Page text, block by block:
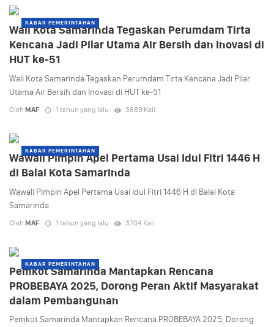
KABAR PEMERINTAHAN
Wali Kota Samarinda Tegaskan Perumdam Tirta
Kencana Jadi Pilar Utama Air Bersih dan Inovasi di
HUT ke-51
Wali Kota Samarinda Tegaskan Perumdam Tirta Kencana Jadi Pilar
Utama Air Bersih dan Inovasi di HUT ke-51
Oleh MAF 1 tahun yang lalu 3689 Kali
KABAR PEMERINTAHAN
Wawali Pimpin Apel Pertama Usai Idul Fitri 1446 H
di Balai Kota Samarinda
Wawali Pimpin Apel Pertama Usai Idul Fitri 1446 H di Balai Kota
Samarinda
Oleh MAF 1 tahun yang lalu 3704 Kali
KABAR PEMERINTAHAN
Pemkot Samarinda Mantapkan Rencana
PROBEBAYA 2025, Dorong Peran Aktif Masyarakat
dalam Pembangunan
Pemkot Samarinda Mantapkan Rencana PROBEBAYA 2025, Dorong